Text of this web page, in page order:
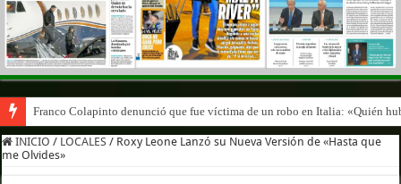
Franco Colapinto denunció que fue víctima de un robo en Italia: «Quién
INICIO / LOCALES / Roxy Leone Lanzó su Nueva Versión de «Hasta que
me Olvides»